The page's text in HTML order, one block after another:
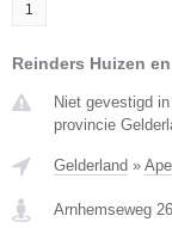
1
Reinders Huizen
Niet gevestigd
provincie
Gelderland »
Arnhemseweg